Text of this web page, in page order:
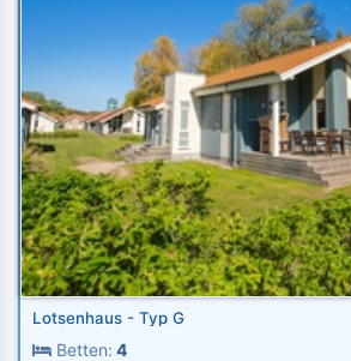
Lotsenhaus - Typ G
Betten: 4